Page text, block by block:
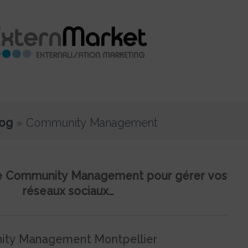
» Community Management
Community Management pour gérer vos
réseaux sociaux…
Management Montpellier